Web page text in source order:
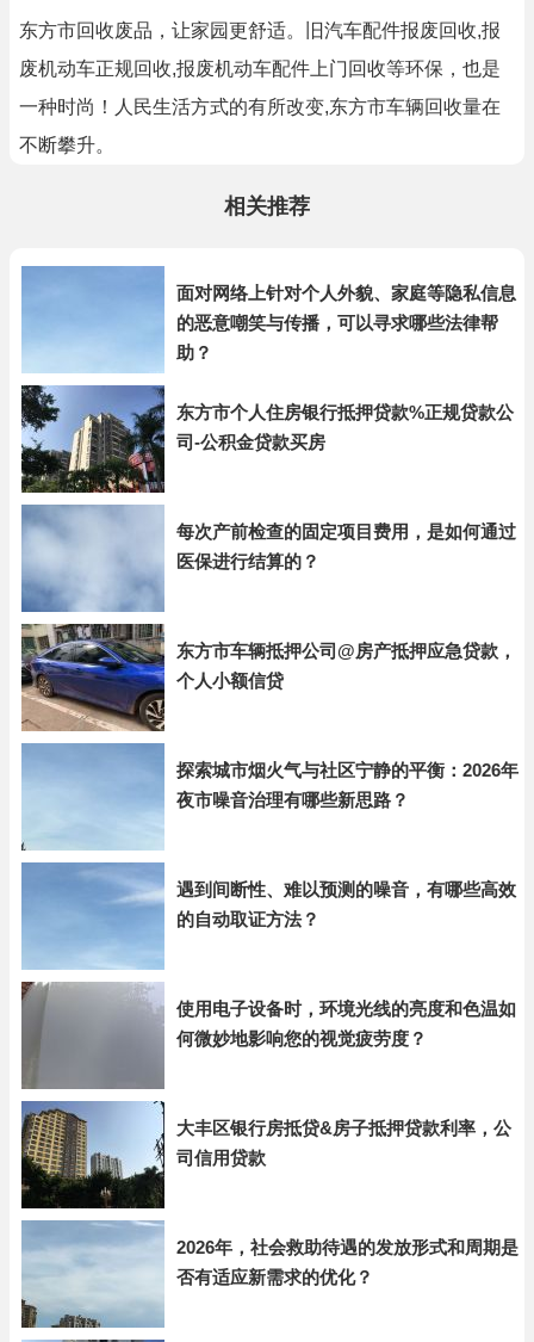
东方市回收废品，让家园更舒适。旧汽车配件报废回收,报
废机动车正规回收,报废机动车配件上门回收等环保，也是
一种时尚！人民生活方式的有所改变,东方市车辆回收量在
不断攀升。
相关推荐
面对网络上针对个人外貌、家庭等隐私信息
的恶意嘲笑与传播，可以寻求哪些法律帮
助？
东方市个人住房银行抵押贷款%正规贷款公
司-公积金贷款买房
每次产前检查的固定项目费用，是如何通过
医保进行结算的？
东方市车辆抵押公司@房产抵押应急贷款，
个人小额信贷
探索城市烟火气与社区宁静的平衡：2026年
夜市噪音治理有哪些新思路？
遇到间断性、难以预测的噪音，有哪些高效
的自动取证方法？
使用电子设备时，环境光线的亮度和色温如
何微妙地影响您的视觉疲劳度？
大丰区银行房抵贷&房子抵押贷款利率，公
司信用贷款
2026年，社会救助待遇的发放形式和周期是
否有适应新需求的优化？